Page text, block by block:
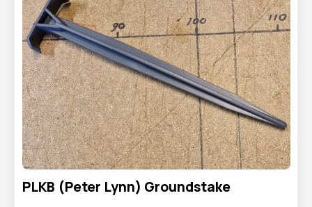
PLKB (Peter Lynn) Groundstake